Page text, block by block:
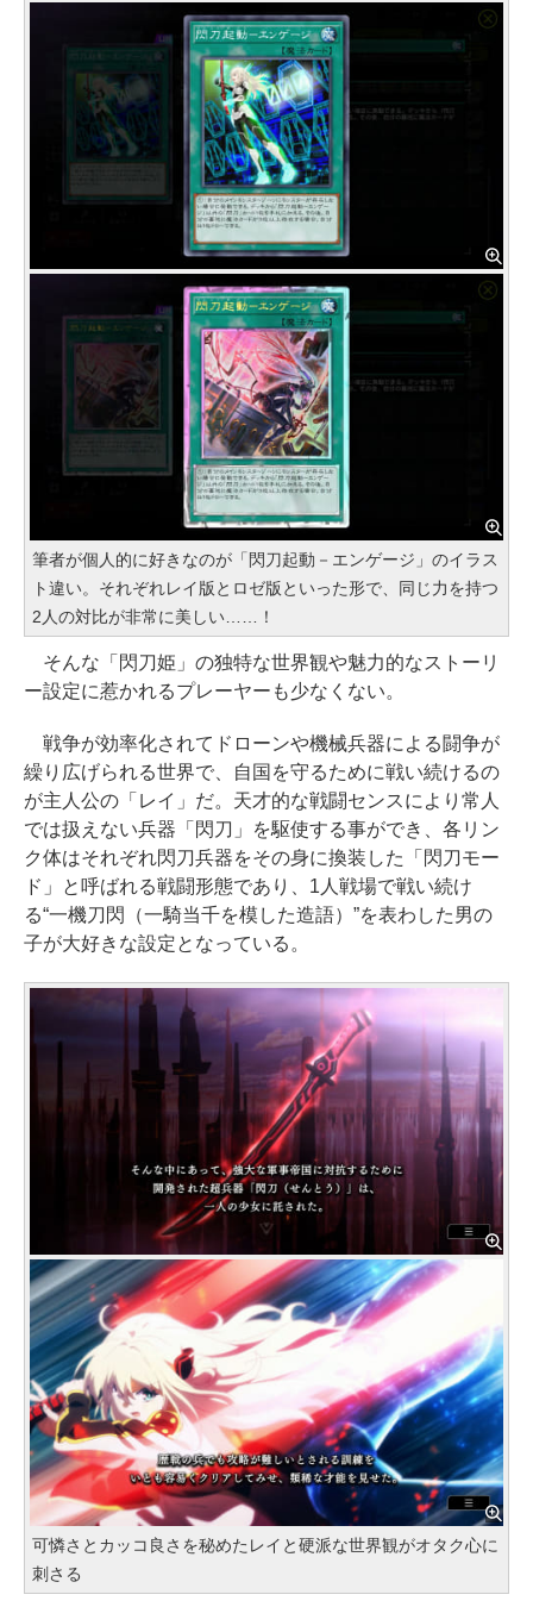
筆者が個人的に好きなのが「閃刀起動－エンゲージ」のイラス
ト違い。それぞれレイ版とロゼ版といった形で、同じ力を持つ
2人の対比が非常に美しい……！
そんな「閃刀姫」の独特な世界観や魅力的なストーリ
ー設定に惹かれるプレーヤーも少なくない。
戦争が効率化されてドローンや機械兵器による闘争が
繰り広げられる世界で、自国を守るために戦い続けるの
が主人公の「レイ」だ。天才的な戦闘センスにより常人
では扱えない兵器「閃刀」を駆使する事ができ、各リン
ク体はそれぞれ閃刀兵器をその身に換装した「閃刀モー
ド」と呼ばれる戦闘形態であり、1人戦場で戦い続け
る“一機刀閃（一騎当千を模した造語）”を表わした男の
子が大好きな設定となっている。
可憐さとカッコ良さを秘めたレイと硬派な世界観がオタク心に
刺さる